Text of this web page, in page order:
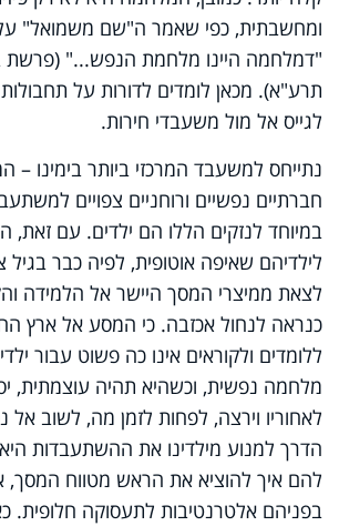
ומחשבתית, כפי שאמר ה"שם משמואל"
"דמלחמה היינו מלחמת הנפש..."
תרע"א). מכאן לומדים לדורות על
לגייס אל מול משעבדי חירות.
נתייחס למשעבד המרכזי ביותר בימינו –
חברתיים נפשיים ורוחניים צפויים
במיוחד לנזקים הללו הם ילדים. עם זאת,
לילדיהם שאיפה אוטופית, לפיה כבר בגיל
לצאת ממיצרי המסך היישר אל הלמידה
כנראה לנחול אכזבה. כי המסע אל ארץ
ללומדים ולקוראים אינו כה פשוט עבור
מלחמה נפשית, וכשהיא תהיה עוצמתית,
לאחוריו וירצה, לפחות לזמן מה, לשוב אל
הדרך למנוע מילדינו את ההשתעבדות
להם איך להוציא את הראש מטווח המסך,
בפניהם אלטרנטיבות לתעסוקה חלופית.